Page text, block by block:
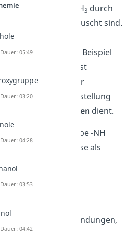
von NH3 durch
Reste ausgetauscht sind.
die
R
NH. Ein Beispiel
sekundäres Amin ist
das als wichtiger
zur Herstellung
Enaminen dient.
funktionelle Gruppe -NH
bezeichnest du diese als
sind Verbindungen,
alle drei
05:49
03:20
04:28
03:53
04:42